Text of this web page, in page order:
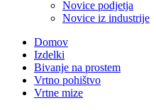
Novice podjetja
Novice iz industrije
Domov
Izdelki
Bivanje na prostem
Vrtno pohištvo
Vrtne mize